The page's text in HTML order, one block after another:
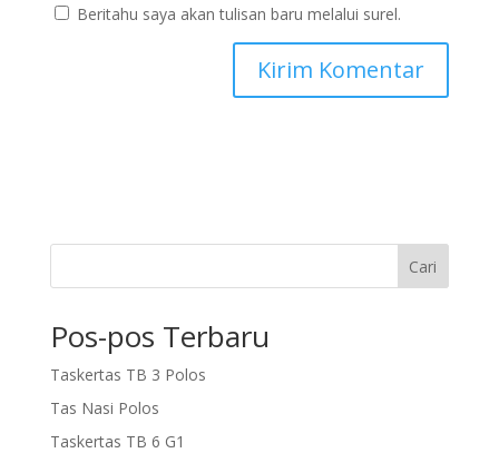
Beritahu saya akan tulisan baru melalui surel.
Cari
Pos-pos Terbaru
Taskertas TB 3 Polos
Tas Nasi Polos
Taskertas TB 6 G1